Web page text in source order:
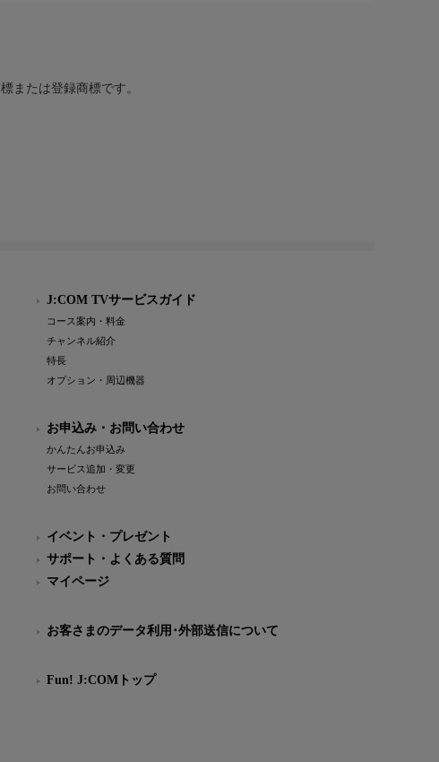
または登録商標です。
J:COM TVサービスガイド
コース案内・料金
チャンネル紹介
特長
オプション・周辺機器
お申込み・お問い合わせ
かんたんお申込み
サービス追加・変更
お問い合わせ
イベント・プレゼント
サポート・よくある質問
マイページ
お客さまのデータ利用･外部送信について
Fun! J:COMトップ